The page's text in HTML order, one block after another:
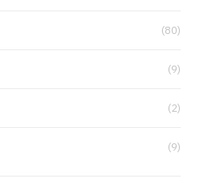
(80)
(9)
(2)
(9)